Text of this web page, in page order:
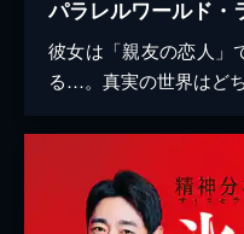
パラレルワールド・
彼女は「親友の恋人」
る…。真実の世界はど